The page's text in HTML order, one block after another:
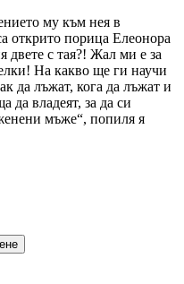
му към нея в
открито порица Елеонора
двете с тая?! Жал ми е за
На какво ще ги научи
да лъжат, кога да лъжат и
да владеят, за да си
мъже“, попиля я